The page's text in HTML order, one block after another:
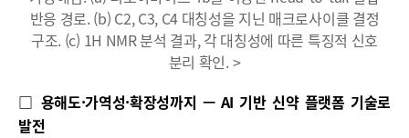
반응 경로. (b) C2, C3, C4 대칭성을 지닌 매크로사이클 결정
구조. (c) 1H NMR 분석 결과, 각 대칭성에 따른 특징적 신호
분리 확인. >
□ 용해도·가역성·확장성까지 — AI 기반 신약 플랫폼 기술로
발전